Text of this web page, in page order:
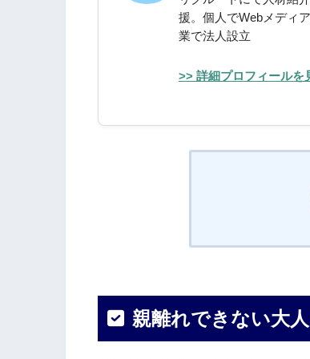
援。個人でWebメディ
業で法人設立
>> 詳細プロフィールを
親離れできない大